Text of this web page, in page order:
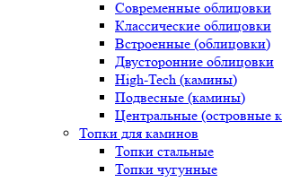
Современные облицовки
Классические облицовки
Встроенные (облицовки)
Двусторонние облицовки
High-Tech (камины)
Подвесные (камины)
Центральные (островные
Топки для каминов
Топки стальные
Топки чугунные